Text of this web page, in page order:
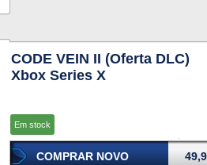
CODE VEIN II (Oferta DLC)
Xbox Series X
Em stock
COMPRAR NOVO